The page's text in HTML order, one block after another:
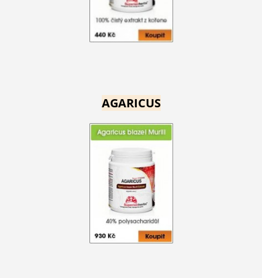
AGARICUS